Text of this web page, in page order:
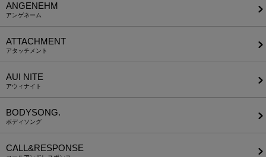
ANGENEHM
アンゲネーム
ATTACHMENT
アタッチメント
AUI NITE
アウィナイト
BODYSONG.
ボディソング
CALL&RESPONSE